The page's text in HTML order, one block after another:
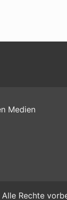
Medien
Rechte